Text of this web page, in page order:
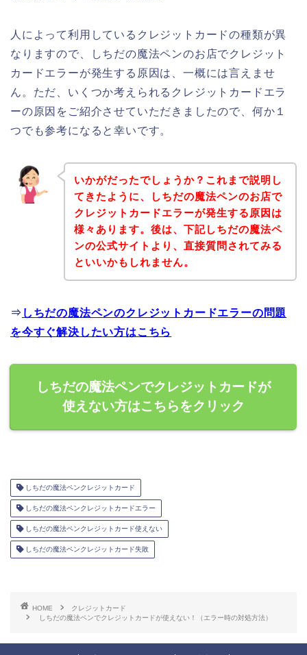
人によって利用しているクレジットカードの種類が異
なりますので、しちだの魔法ペンのお店でクレジット
カードエラーが発生する原因は、一概には言えませ
ん。ただ、いくつか考えられるクレジットカードエラ
ーの原因をご紹介させていただきましたので、何か１
つでも参考になると幸いです。
いかがだったでしょうか？これまで説明し
てきたように、しちだの魔法ペンのお店で
クレジットカードエラーが発生する原因は
様々あります。後は、下記しちだの魔法ペ
ンの公式サイトより、直接質問されてみる
といいかもしれません。
⇒ しちだの魔法ペンのクレジットカードエラーの問題
を今すぐ解決したい方はこちら
しちだの魔法ペンでクレジットカードが
使えない方はこちらをクリック
しちだの魔法ペンクレジットカード
しちだの魔法ペンクレジットカードエラー
しちだの魔法ペンクレジットカード使えない
しちだの魔法ペンクレジットカード失敗
HOME
クレジットカード
しちだの魔法ペンでクレジットカードが使えない！（エラー時の対処方法）